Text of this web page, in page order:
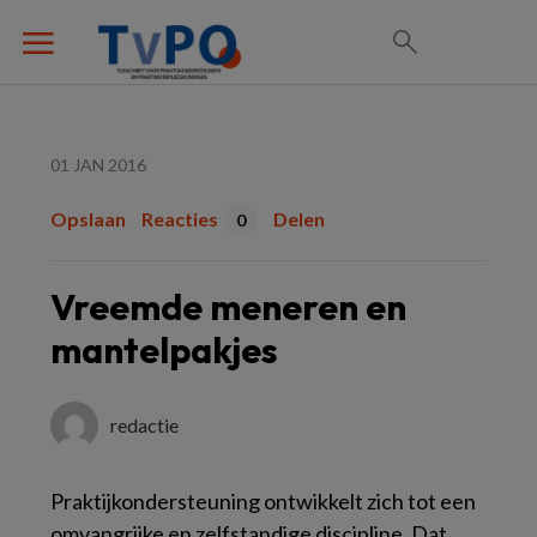
01 JAN 2016
Opslaan Reacties 0 Delen
Vreemde meneren en
mantelpakjes
redactie
Praktijkondersteuning ontwikkelt zich tot een